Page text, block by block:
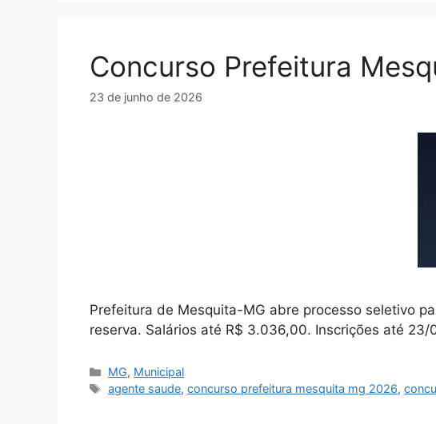
Concurso Prefeitura
23 de junho de 2026
Prefeitura de Mesquita-MG abre processo seletivo
reserva. Salários até R$ 3.036,00. Inscrições até
Categorias
MG, Municipal
Tags
agente saude,concurso prefeitura mesquita mg 2026,